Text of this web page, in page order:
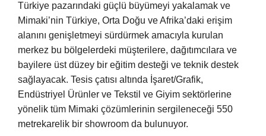
Türkiye pazarındaki güçlü büyümeyi yakalamak ve
Mimaki’nin Türkiye, Orta Doğu ve Afrika’daki erişim
alanını genişletmeyi sürdürmek amacıyla kurulan
merkez bu bölgelerdeki müşterilere, dağıtımcılara ve
bayilere üst düzey bir eğitim desteği ve teknik destek
sağlayacak. Tesis çatısı altında İşaret/Grafik,
Endüstriyel Ürünler ve Tekstil ve Giyim sektörlerine
yönelik tüm Mimaki çözümlerinin sergileneceği 550
metrekarelik bir showroom da bulunuyor.